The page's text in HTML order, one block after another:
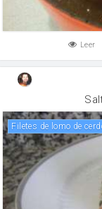
Leer
filetes de lomo de